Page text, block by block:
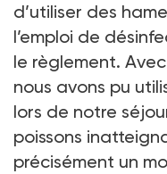
d’utiliser des
l’emploi de
le règlement.
nous avons pu
lors de notre
poissons
précisément un